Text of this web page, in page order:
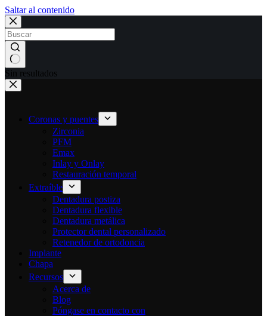
Saltar al contenido
Sin resultados
Coronas y puentes
Zirconia
PFM
Emax
Inlay y Onlay
Restauración temporal
Extraíble
Dentadura postiza
Dentadura flexible
Dentadura metálica
Protector dental personalizado
Retenedor de ortodoncia
Implante
Chapa
Recursos
Acerca de
Blog
Póngase en contacto con